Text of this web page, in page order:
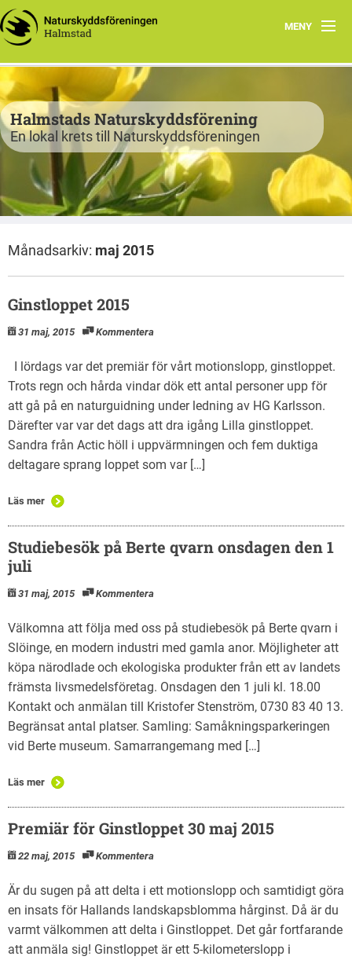
MENY
Program
Verksamhet
Björkelund
Om oss
Havsnätverk
Halmstads Naturskyddsförening
En lokal krets till Naturskyddsföreningen
Månadsarkiv: maj 2015
Ginstloppet 2015
31 maj, 2015 Kommentera
I lördags var det premiär för vårt motionslopp, ginstloppet.
Trots regn och hårda vindar dök ett antal personer upp för
att gå på en naturguidning under ledning av HG Karlsson.
Därefter var var det dags att dra igång Lilla ginstloppet.
Sandra från Actic höll i uppvärmningen och fem duktiga
deltagare sprang loppet som var […]
Läs mer
Studiebesök på Berte qvarn onsdagen den 1
juli
31 maj, 2015 Kommentera
Välkomna att följa med oss på studiebesök på Berte qvarn i
Slöinge, en modern industri med gamla anor. Möjligheter att
köpa närodlade och ekologiska produkter från ett av landets
främsta livsmedelsföretag. Onsdagen den 1 juli kl. 18.00
Kontakt och anmälan till Kristofer Stenström, 0730 83 40 13.
Begränsat antal platser. Samling: Samåkningsparkeringen
vid Berte museum. Samarrangemang med […]
Läs mer
Premiär för Ginstloppet 30 maj 2015
22 maj, 2015 Kommentera
Är du sugen på att delta i ett motionslopp och samtidigt göra
en insats för Hallands landskapsblomma hårginst. Då är du
varmt välkommen att delta i Ginstloppet. Det går fortfarande
att anmäla sig! Ginstloppet är ett 5-kilometerslopp i